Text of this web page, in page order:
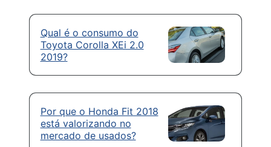
Qual é o consumo do
Toyota Corolla XEi 2.0
2019?
Por que o Honda Fit 2018
está valorizando no
mercado de usados?